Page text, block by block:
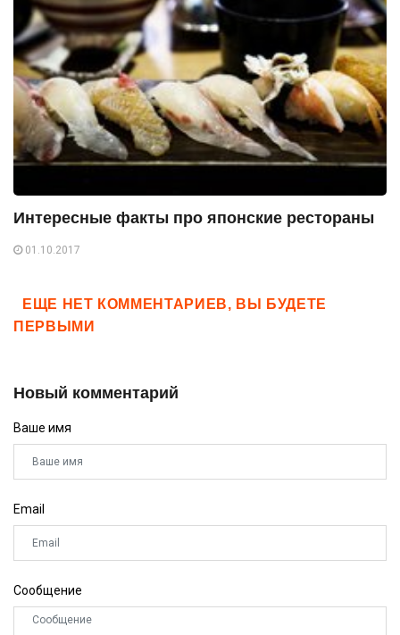
Интересные факты про японские рестораны
01.10.2017
ЕЩЕ НЕТ КОММЕНТАРИЕВ, ВЫ БУДЕТЕ
ПЕРВЫМИ
Новый комментарий
Ваше имя
Email
Сообщение